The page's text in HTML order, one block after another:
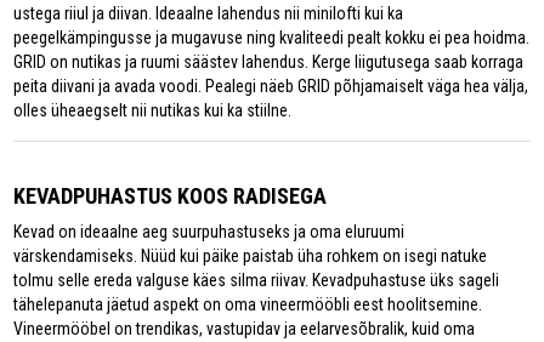
ustega riiul ja diivan. Ideaalne lahendus nii minilofti kui ka
peegelkämpingusse ja mugavuse ning kvaliteedi pealt kokku ei pea hoidma.
GRID on nutikas ja ruumi säästev lahendus. Kerge liigutusega saab korraga
peita diivani ja avada voodi. Pealegi näeb GRID põhjamaiselt väga hea välja,
olles üheaegselt nii nutikas kui ka stiilne.
KEVADPUHASTUS KOOS RADISEGA
Kevad on ideaalne aeg suurpuhastuseks ja oma eluruumi
värskendamiseks. Nüüd kui päike paistab üha rohkem on isegi natuke
tolmu selle ereda valguse käes silma riivav. Kevadpuhastuse üks sageli
tähelepanuta jäetud aspekt on oma vineermööbli eest hoolitsemine.
Vineermööbel on trendikas, vastupidav ja eelarvesõbralik, kuid oma